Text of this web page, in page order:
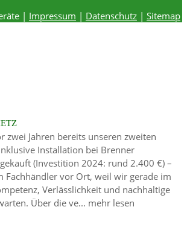
| Impressum | Datenschutz | Sitemap
zwei Jahren bereits unseren zweiten
Installation bei Brenner
(Investition 2024: rund 2.400 €) –
Fachhändler vor Ort, weil wir gerade im
Verlässlichkeit und nachhaltige
Über die ve... mehr lesen